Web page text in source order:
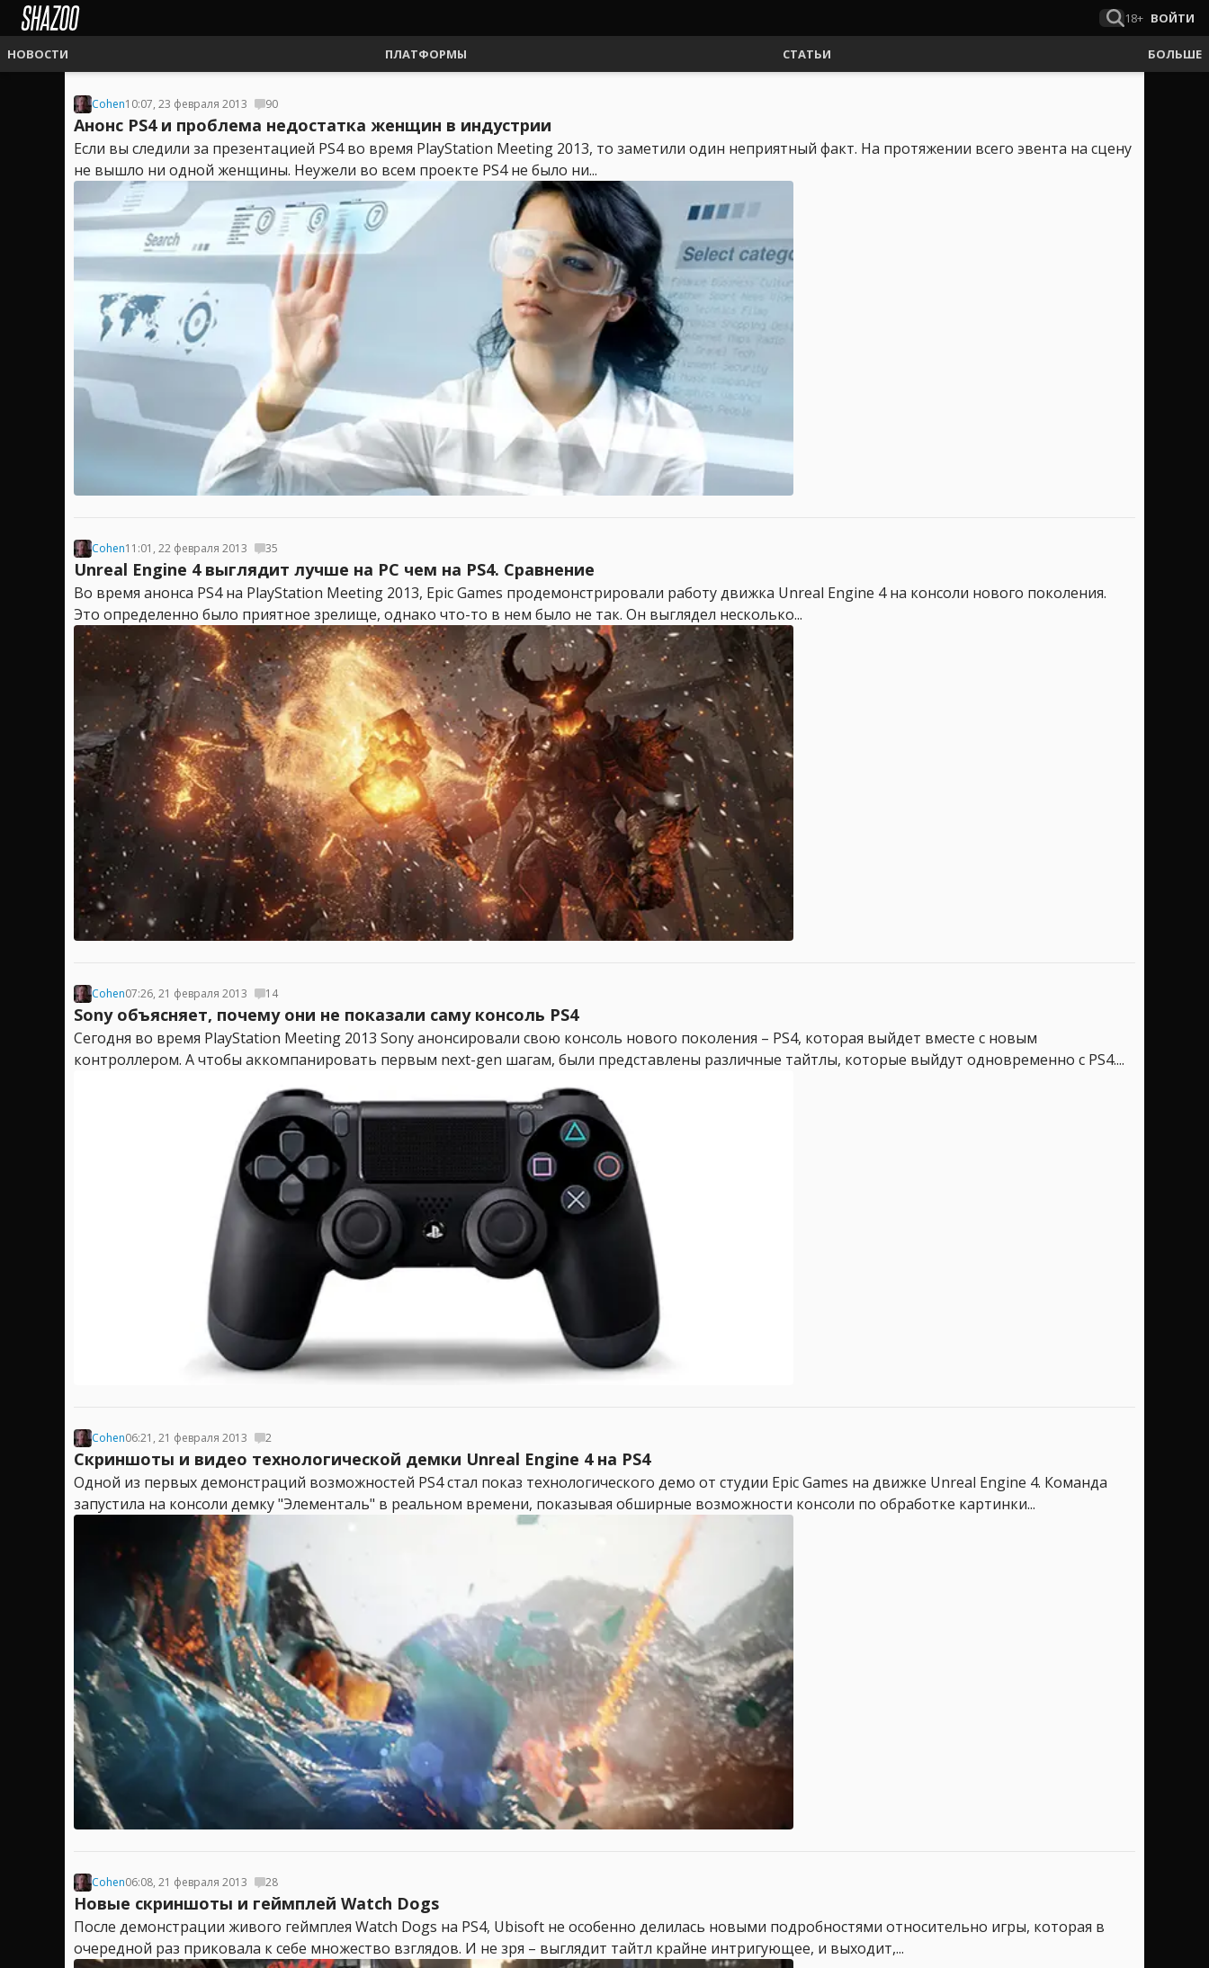
18+ ВОЙТИ
НОВОСТИ ПЛАТФОРМЫ СТАТЬИ БОЛЬШЕ
Cohen10:07, 23 февраля 2013 90
Анонс PS4 и проблема недостатка женщин в индустрии
Если вы следили за презентацией PS4 во время PlayStation Meeting 2013, то заметили один неприятный факт. На протяжении всего эвента на сцену
не вышло ни одной женщины. Неужели во всем проекте PS4 не было ни...
Cohen11:01, 22 февраля 2013 35
Unreal Engine 4 выглядит лучше на PC чем на PS4. Сравнение
Во время анонса PS4 на PlayStation Meeting 2013, Epic Games продемонстрировали работу движка Unreal Engine 4 на консоли нового поколения.
Это определенно было приятное зрелище, однако что-то в нем было не так. Он выглядел несколько...
Cohen07:26, 21 февраля 2013 14
Sony объясняет, почему они не показали саму консоль PS4
Сегодня во время PlayStation Meeting 2013 Sony анонсировали свою консоль нового поколения – PS4, которая выйдет вместе с новым
контроллером. А чтобы аккомпанировать первым next-gen шагам, были представлены различные тайтлы, которые выйдут одновременно с PS4....
Cohen06:21, 21 февраля 2013 2
Скриншоты и видео технологической демки Unreal Engine 4 на PS4
Одной из первых демонстраций возможностей PS4 стал показ технологического демо от студии Epic Games на движке Unreal Engine 4. Команда
запустила на консоли демку "Элементаль" в реальном времени, показывая обширные возможности консоли по обработке картинки...
Cohen06:08, 21 февраля 2013 28
Новые скриншоты и геймплей Watch Dogs
После демонстрации живого геймплея Watch Dogs на PS4, Ubisoft не особенно делилась новыми подробностями относительно игры, которая в
очередной раз приковала к себе множество взглядов. И не зря – выглядит тайтл крайне интригующее, и выходит,...